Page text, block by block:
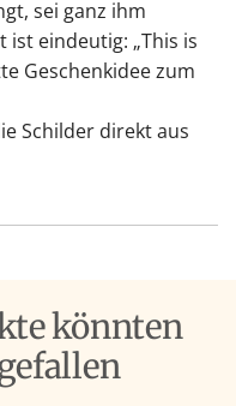
sei ganz ihm
ist eindeutig: „This is
Geschenkidee zum
Schilder direkt aus